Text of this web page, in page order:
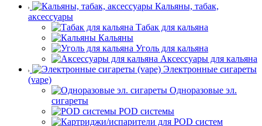
Кальяны, табак,
аксессуары
Табак для кальяна
Кальяны
Уголь для кальяна
Аксессуары для кальяна
Электронные сигареты
(vape)
Одноразовые эл.
сигареты
POD системы